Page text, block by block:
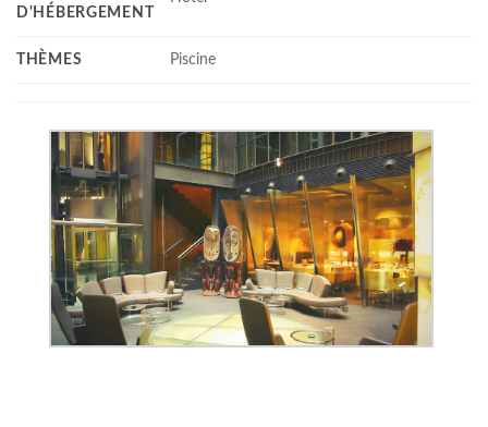
D'HÉBERGEMENT
THÈMES Piscine